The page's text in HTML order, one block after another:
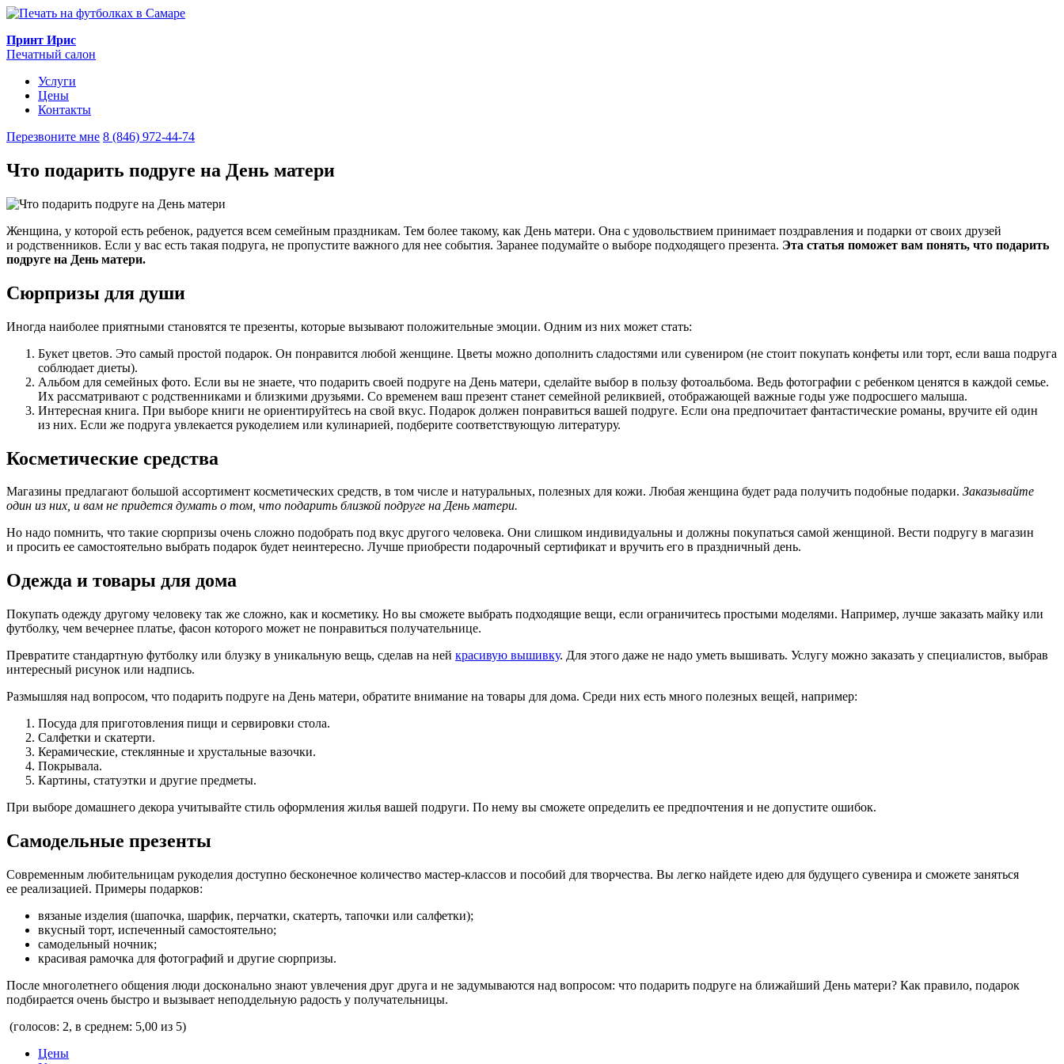
Принт Ирис
Печатный салон
Услуги
Цены
Контакты
Перезвоните мне 8 (846) 972-44-74
Что подарить подруге на День матери
Женщина, у которой есть ребенок, радуется всем семейным праздникам. Тем более такому, как День матери. Она с удовольствием принимает поздравления и подарки от своих друзей
и родственников. Если у вас есть такая подруга, не пропустите важного для нее события. Заранее подумайте о выборе подходящего презента. Эта статья поможет вам понять, что подарить
подруге на День матери.
Сюрпризы для души
Иногда наиболее приятными становятся те презенты, которые вызывают положительные эмоции. Одним из них может стать:
Букет цветов. Это самый простой подарок. Он понравится любой женщине. Цветы можно дополнить сладостями или сувениром (не стоит покупать конфеты или торт, если ваша подруга
соблюдает диеты).
Альбом для семейных фото. Если вы не знаете, что подарить своей подруге на День матери, сделайте выбор в пользу фотоальбома. Ведь фотографии с ребенком ценятся в каждой семье.
Их рассматривают с родственниками и близкими друзьями. Со временем ваш презент станет семейной реликвией, отображающей важные годы уже подросшего малыша.
Интересная книга. При выборе книги не ориентируйтесь на свой вкус. Подарок должен понравиться вашей подруге. Если она предпочитает фантастические романы, вручите ей один
из них. Если же подруга увлекается рукоделием или кулинарией, подберите соответствующую литературу.
Косметические средства
Магазины предлагают большой ассортимент косметических средств, в том числе и натуральных, полезных для кожи. Любая женщина будет рада получить подобные подарки. Заказывайте
один из них, и вам не придется думать о том, что подарить близкой подруге на День матери.
Но надо помнить, что такие сюрпризы очень сложно подобрать под вкус другого человека. Они слишком индивидуальны и должны покупаться самой женщиной. Вести подругу в магазин
и просить ее самостоятельно выбрать подарок будет неинтересно. Лучше приобрести подарочный сертификат и вручить его в праздничный день.
Одежда и товары для дома
Покупать одежду другому человеку так же сложно, как и косметику. Но вы сможете выбрать подходящие вещи, если ограничитесь простыми моделями. Например, лучше заказать майку или
футболку, чем вечернее платье, фасон которого может не понравиться получательнице.
Превратите стандартную футболку или блузку в уникальную вещь, сделав на ней красивую вышивку. Для этого даже не надо уметь вышивать. Услугу можно заказать у специалистов, выбрав
интересный рисунок или надпись.
Размышляя над вопросом, что подарить подруге на День матери, обратите внимание на товары для дома. Среди них есть много полезных вещей, например:
Посуда для приготовления пищи и сервировки стола.
Салфетки и скатерти.
Керамические, стеклянные и хрустальные вазочки.
Покрывала.
Картины, статуэтки и другие предметы.
При выборе домашнего декора учитывайте стиль оформления жилья вашей подруги. По нему вы сможете определить ее предпочтения и не допустите ошибок.
Самодельные презенты
Современным любительницам рукоделия доступно бесконечное количество мастер-классов и пособий для творчества. Вы легко найдете идею для будущего сувенира и сможете заняться
ее реализацией. Примеры подарков:
вязаные изделия (шапочка, шарфик, перчатки, скатерть, тапочки или салфетки);
вкусный торт, испеченный самостоятельно;
самодельный ночник;
красивая рамочка для фотографий и другие сюрпризы.
После многолетнего общения люди досконально знают увлечения друг друга и не задумываются над вопросом: что подарить подруге на ближайший День матери? Как правило, подарок
подбирается очень быстро и вызывает неподдельную радость у получательницы.
(голосов: 2, в среднем: 5,00 из 5)
Цены